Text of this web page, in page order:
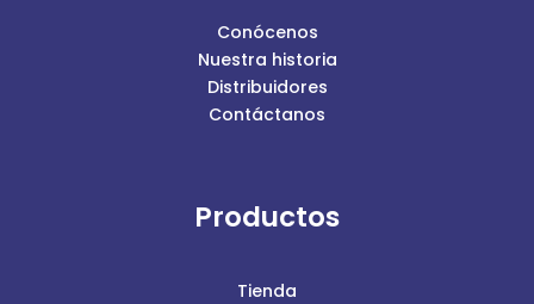
Conócenos
Nuestra historia
Distribuidores
Contáctanos
Productos
Tienda